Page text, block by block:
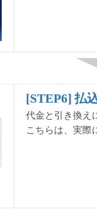
[STEP6] 払
代金と引き換え
こちらは、実際